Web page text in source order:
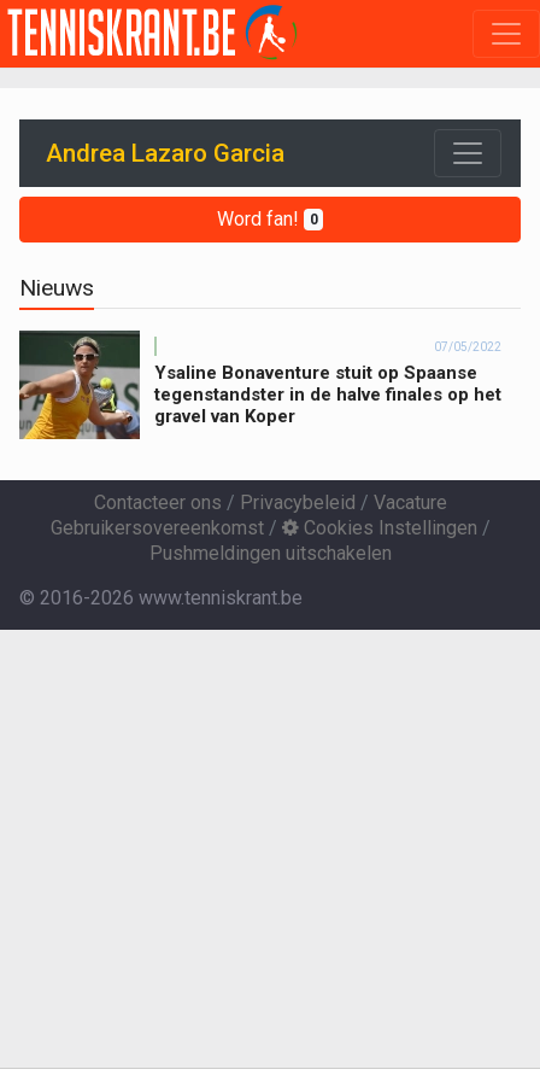
Andrea Lazaro Garcia
Word fan! 0
Nieuws
07/05/2022
Ysaline Bonaventure stuit op Spaanse
tegenstandster in de halve finales op het
gravel van Koper
Contacteer ons / Privacybeleid / Vacature
Gebruikersovereenkomst/ Cookies Instellingen /
Pushmeldingen uitschakelen
© 2016-2026 www.tenniskrant.be